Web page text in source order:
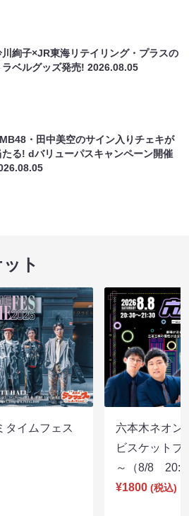
川絢子×JR東海リテイリング・プラスの
ラベルグッズ発売!2026.08.05
・田中美空のサイン入りチェキが
たる! dバリューパスキャンペーン開催
ト
タイムフェス
六本木ネオン
ビスケットブ
～（8/8
¥1800 (税込)